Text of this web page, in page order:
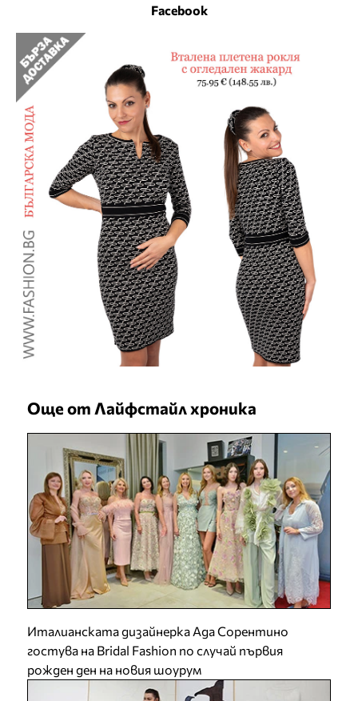
Facebook
Още от Лайфстайл хроника
Италианската дизайнерка Ада Сорентино
гостува на Bridal Fashion по случай първия
рожден ден на новия шоурум